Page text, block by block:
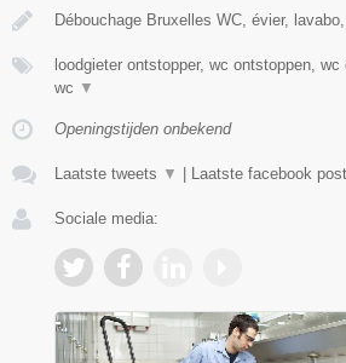
Débouchage Bruxelles WC, évier,
loodgieter ontstopper, wc ontstoppen, wc
wc ▼
Openingstijden onbekend
Laatste tweets ▼ Laatste facebook
Sociale media: